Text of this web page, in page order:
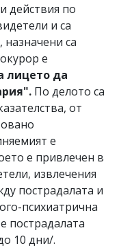
действия по
и са
са
е
лицето да
По делото са
от
е
е привлечен в
извлечения
пострадалата и
психиатрична
пострадалата
10 дни/.